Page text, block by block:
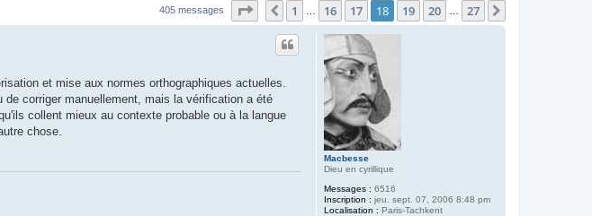
405 messages Page 18 27
Précédent
1 16 17 18 19 20 27
Macbesse
Dieu en cyrillique
Messages : 6516
Inscription : jeu. sept. 07, 2006 8:48 pm
Localisation : Paris-Tachkent
et mise aux normes orthographiques actuelles.
corriger manuellement, mais la vérification a été
collent mieux au contexte probable ou à la langue
chose.